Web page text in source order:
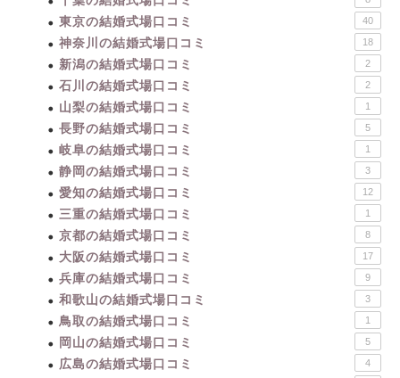
東京の結婚式場口コミ 40
神奈川の結婚式場口コミ 18
新潟の結婚式場口コミ 2
石川の結婚式場口コミ 2
山梨の結婚式場口コミ 1
長野の結婚式場口コミ 5
岐阜の結婚式場口コミ 1
静岡の結婚式場口コミ 3
愛知の結婚式場口コミ 12
三重の結婚式場口コミ 1
京都の結婚式場口コミ 8
大阪の結婚式場口コミ 17
兵庫の結婚式場口コミ 9
和歌山の結婚式場口コミ 3
鳥取の結婚式場口コミ 1
岡山の結婚式場口コミ 5
広島の結婚式場口コミ 4